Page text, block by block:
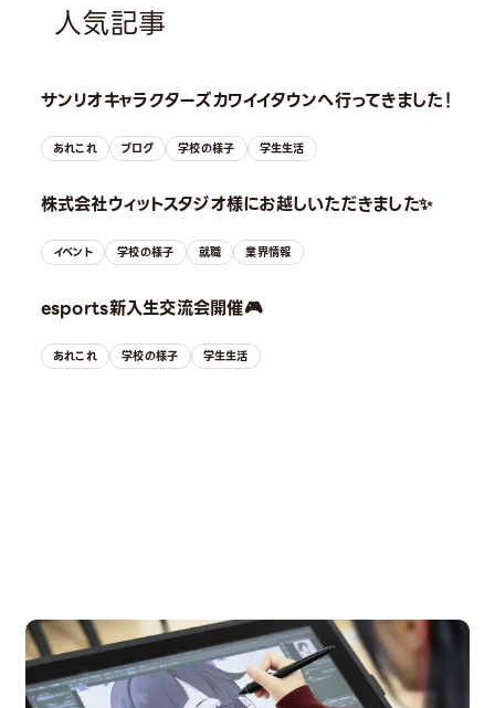
人気記事
サンリオキャラクターズカワイイタウンへ行ってきました！
あれこれ ブログ 学校の様子 学生生活
株式会社ウィットスタジオ様にお越しいただきました✨
イベント 学校の様子 就職 業界情報
esports新入生交流会開催🎮
あれこれ 学校の様子 学生生活